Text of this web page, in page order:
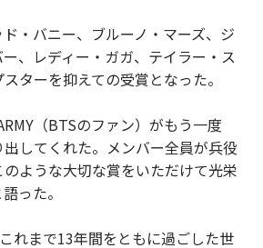
・バニー、ブルーノ・マーズ、ジ
、レディー・ガガ、テイラー・ス
ターを抑えての受賞となった。
（BTSのファン）がもう一度
出してくれた。メンバー全員が兵役
ような大切な賞をいただけて光栄
った。
れまで13年間をともに過ごした世